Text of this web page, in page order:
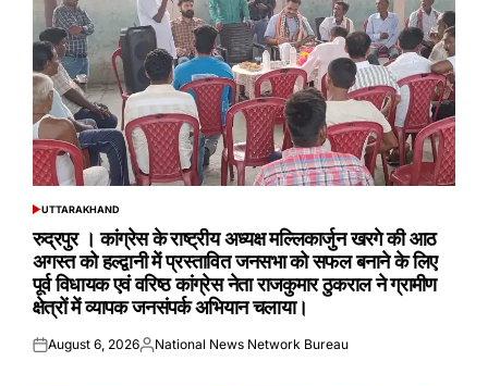
POSTED
UTTARAKHAND
रुद्रपुर । कांग्रेस के राष्ट्रीय अध्यक्ष मल्लिकार्जुन खरगे की आठ
अगस्त को हल्द्वानी में प्रस्तावित जनसभा को सफल बनाने के लिए
पूर्व विधायक एवं वरिष्ठ कांग्रेस नेता राजकुमार ठुकराल ने ग्रामीण
क्षेत्रों में व्यापक जनसंपर्क अभियान चलाया।
Posted
August 6, 2026Posted
National News Network Bureau